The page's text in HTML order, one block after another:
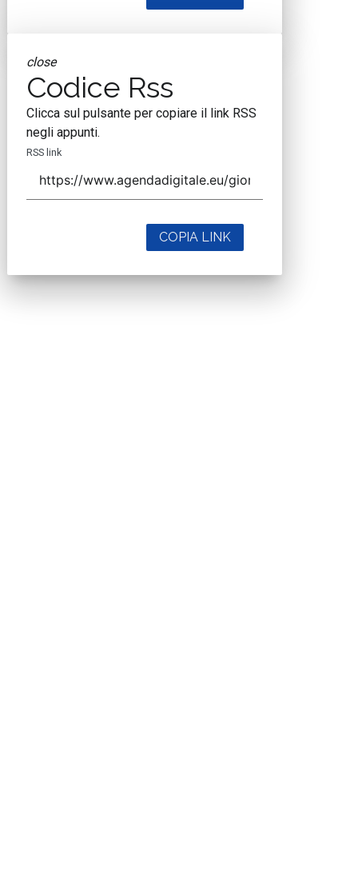
close
Codice Rss
Clicca sul pulsante per copiare il link RSS
negli appunti.
RSS link
COPIA LINK